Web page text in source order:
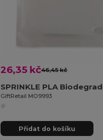
26,35 kč46,45 kč
GiftRetail MO9993
Přidat do košíku